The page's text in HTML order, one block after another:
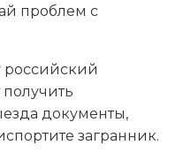
проблем с
российский
документы,
загранник.